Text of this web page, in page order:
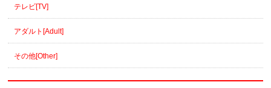
テレビ[TV]
アダルト[Adult]
その他[Other]